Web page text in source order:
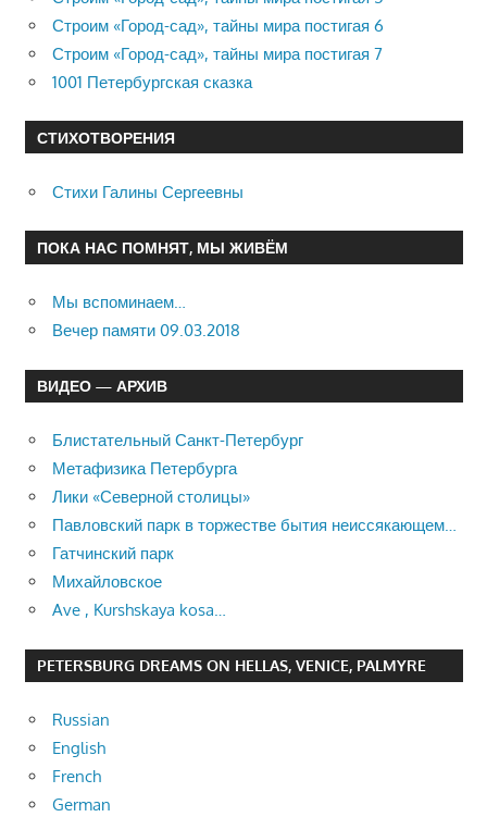
Строим «Город-сад», тайны мира постигая 6
Строим «Город-сад», тайны мира постигая 7
1001 Петербургская сказка
СТИХОТВОРЕНИЯ
Стихи Галины Сергеевны
ПОКА НАС ПОМНЯТ, МЫ ЖИВЁМ
Мы вспоминаем…
Вечер памяти 09.03.2018
ВИДЕО — АРХИВ
Блистательный Санкт-Петербург
Метафизика Петербурга
Лики «Северной столицы»
Павловский парк в торжестве бытия неиссякающем…
Гатчинский парк
Михайловское
Ave , Kurshskaya kosa…
PETERSBURG DREAMS ON HELLAS, VENICE, PALMYRE
Russian
English
French
German